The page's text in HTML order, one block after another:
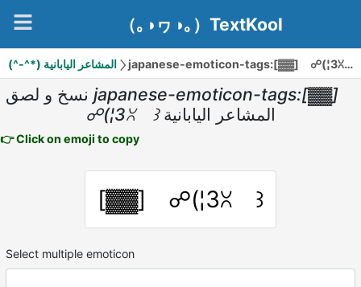
（｡◑ヮ◑｡）TextKool
(^-^*) المشاعر اليابانية japanese-emoticon-tags:[▓▓] ☍(¦3ꇤ ꒱
نسخ و لصق japanese-emoticon-tags:[▓▓]
☍(¦3ꇤ ꒱ المشاعر اليابانية
👉 Click on emoji to copy
[▓▓] ☍(¦3ꇤ ꒱
Select multiple emoticon